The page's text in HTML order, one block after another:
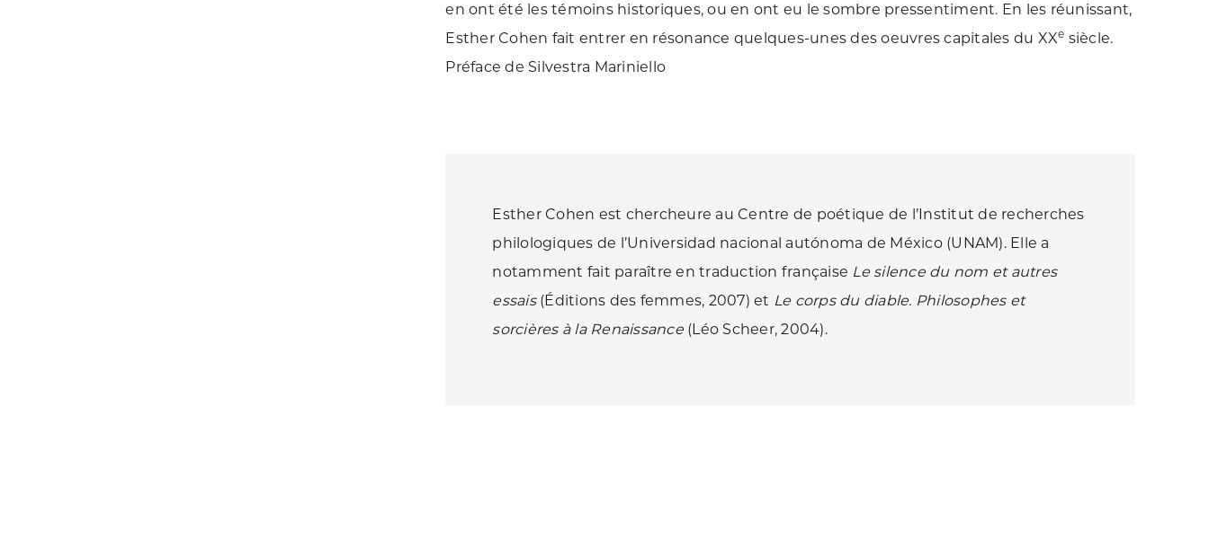
en ont été les témoins historiques, ou en ont eu le sombre pressentiment. En les réunissant,
Esther Cohen fait entrer en résonance quelques-unes des oeuvres capitales du XXe siècle.
Préface de Silvestra Mariniello
Esther Cohen est chercheure au Centre de poétique de l’Institut de recherches
philologiques de l’Universidad nacional autónoma de México (UNAM). Elle a
notamment fait paraître en traduction française Le silence du nom et autres
essais(Éditions des femmes, 2007) et Le corps du diable. Philosophes et
sorcières à la Renaissance(Léo Scheer, 2004).